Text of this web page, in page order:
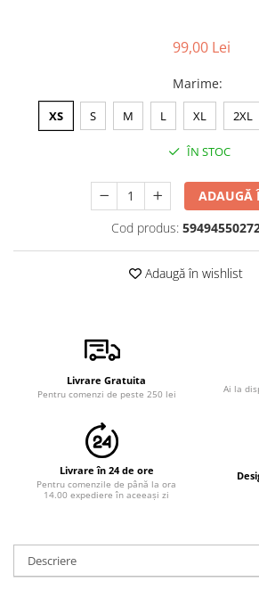
99,00 Lei
Marime:
XS S M L XL 2XL
ÎN STOC
ADAUGĂ
Cod produs:
Adaugă în wishlist
Livrare Gratuita
Pentru comenzi de peste 250 lei
Ai la
Livrare în 24 de ore
Pentru comenzile de până la ora
14.00 expediere în aceeași zi
Descriere